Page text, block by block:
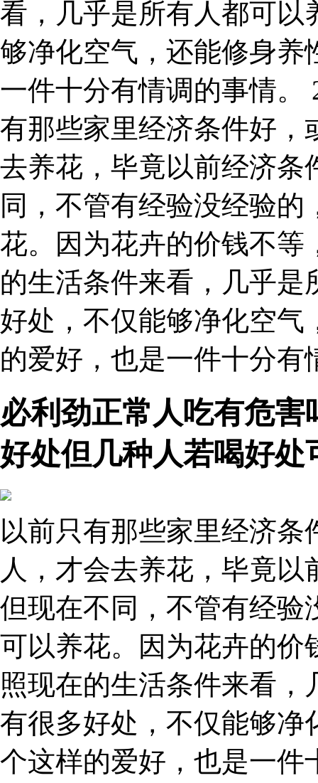
看，几乎是所有人都可以
够净化空气，还能修身养
一件十分有情调的事情。
有那些家里经济条件好，
去养花，毕竟以前经济条
同，不管有经验没经验
花。因为花卉的价钱不等
的生活条件来看，几乎
好处，不仅能够净化空气
的爱好，也是一件十分有
必利劲正常人吃有危
好处但几种人若喝好
以前只有那些家里经济
人，才会去养花，毕竟
但现在不同，不管有经验
可以养花。因为花卉的价
照现在的生活条件来看
有很多好处，不仅能够净
个这样的爱好，也是一件